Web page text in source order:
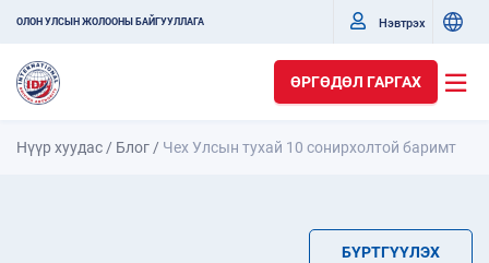
ОЛОН УЛСЫН ЖОЛООНЫ БАЙГУУЛЛАГА Нэвтрэх
ӨРГӨДӨЛ ГАРГАХ
Нүүр хуудас / Блог / Чех Улсын тухай 10 сонирхолтой баримт
БҮРТГҮҮЛЭХ